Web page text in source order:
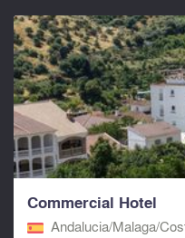
Commercial Hotel
Andalucia/Malaga/